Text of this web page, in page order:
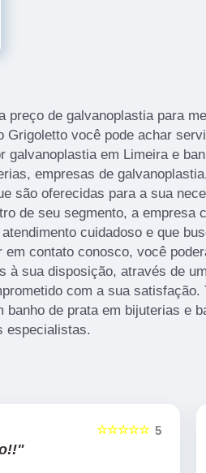
preço de galvanoplastia para
Grigoletto você pode achar
galvanoplastia em Limeira e
empresas de
são oferecidas para a sua
de seu segmento, a empresa
cuidadoso e que
em contato conosco, você
à sua disposição, através de
com a sua satisfação.
banho de prata em bijuterias e
especialistas.
"Recomendo!!"